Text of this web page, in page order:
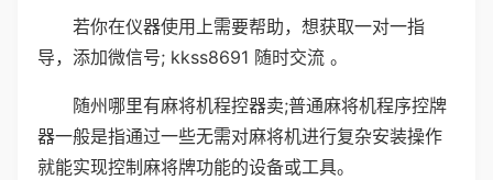
若你在仪器使用上需要帮助，想获取一对一指
导，添加微信号; kkss8691 随时交流 。
随州哪里有麻将机程控器卖;普通麻将机程序控牌
器一般是指通过一些无需对麻将机进行复杂安装操作
就能实现控制麻将牌功能的设备或工具。